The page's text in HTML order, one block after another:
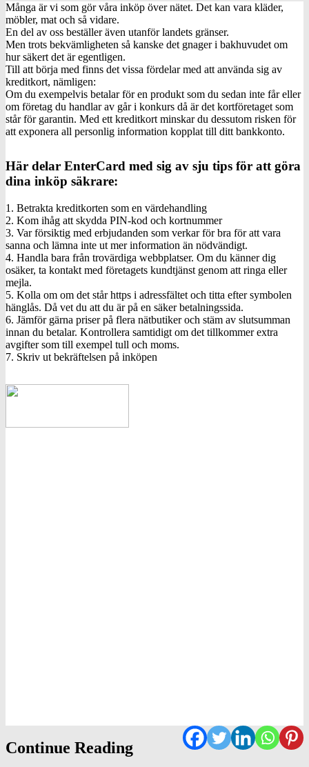
Många är vi som gör våra inköp över nätet. Det kan vara kläder,
möbler, mat och så vidare.
En del av oss beställer även utanför landets gränser.
Men trots bekvämligheten så kanske det gnager i bakhuvudet om
hur säkert det är egentligen.
Till att börja med finns det vissa fördelar med att använda sig av
kreditkort, nämligen:
Om du exempelvis betalar för en produkt som du sedan inte får eller
om företag du handlar av går i konkurs då är det kortföretaget som
står för garantin. Med ett kreditkort minskar du dessutom risken för
att exponera all personlig information kopplat till ditt bankkonto.
Här delar EnterCard med sig av sju tips för att göra
dina inköp säkrare:
1. Betrakta kreditkorten som en värdehandling
2. Kom ihåg att skydda PIN-kod och kortnummer
3. Var försiktig med erbjudanden som verkar för bra för att vara
sanna och lämna inte ut mer information än nödvändigt.
4. Handla bara från trovärdiga webbplatser. Om du känner dig
osäker, ta kontakt med företagets kundtjänst genom att ringa eller
mejla.
5. Kolla om om det står https i adressfältet och titta efter symbolen
hänglås. Då vet du att du är på en säker betalningssida.
6. Jämför gärna priser på flera nätbutiker och stäm av slutsumman
innan du betalar. Kontrollera samtidigt om det tillkommer extra
avgifter som till exempel tull och moms.
7. Skriv ut bekräftelsen på inköpen
Continue Reading